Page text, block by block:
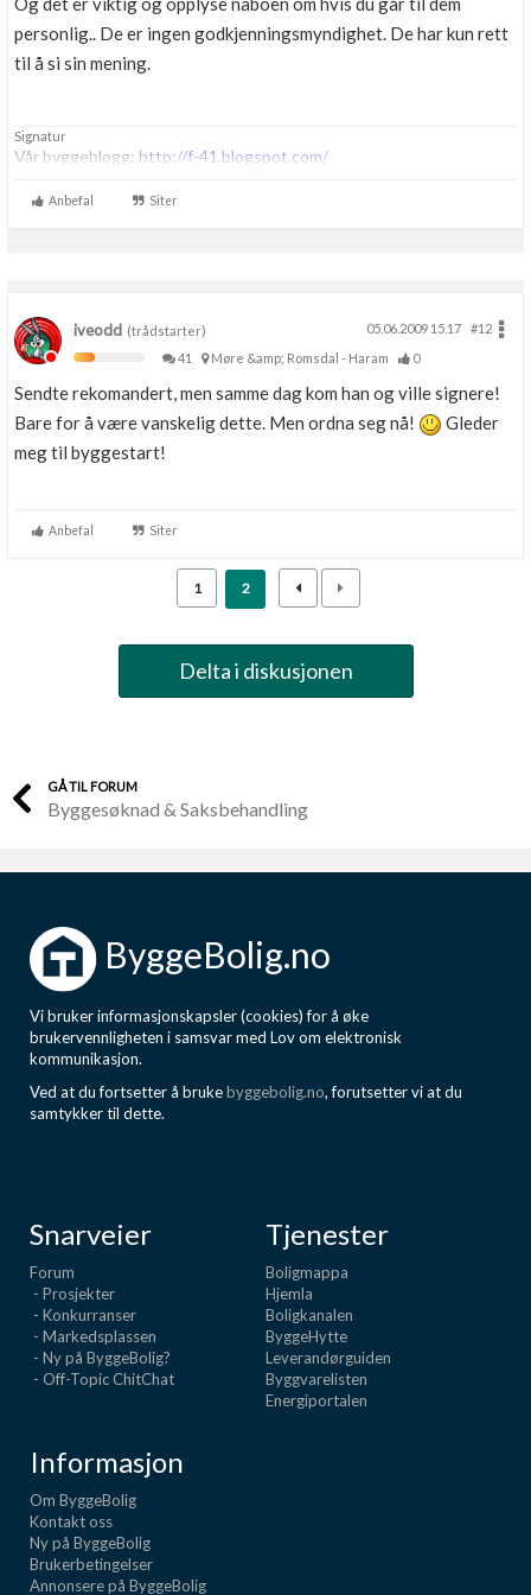
Boligmappa+
Få mer ut av Boligmappa
personlig.. De er ingen godkjenningsmyndighet. De har kun rett
til å si sin mening.
Signatur
Vår byggeblogg: http://f-41.blogspot.com/
Anbefal Siter
iveodd (trådstarter) 05.06.2009 15.17
#12
41
Møre &amp; Romsdal - Haram 0
Sendte rekomandert, men samme dag kom han og ville signere!
Bare for å være vanskelig dette. Men ordna seg nå!
Gleder
meg til byggestart!
Anbefal Siter
1 2
Delta i diskusjonen
GÅ TIL FORUM
Byggesøknad & Saksbehandling
ByggeBolig.no
Vi bruker informasjonskapsler (cookies) for å øke
brukervennligheten i samsvar med Lov om elektronisk
kommunikasjon.
Ved at du fortsetter å brukebyggebolig.no, forutsetter vi at du
samtykker til dette.
Snarveier
Forum
- Prosjekter
- Konkurranser
- Markedsplassen
- Ny på ByggeBolig?
- Off-Topic ChitChat
Tjenester
Boligmappa
Hjemla
Boligkanalen
ByggeHytte
Leverandørguiden
Byggvarelisten
Energiportalen
Informasjon
Om ByggeBolig
Kontakt oss
Ny på ByggeBolig
Brukerbetingelser
Annonsere på ByggeBolig